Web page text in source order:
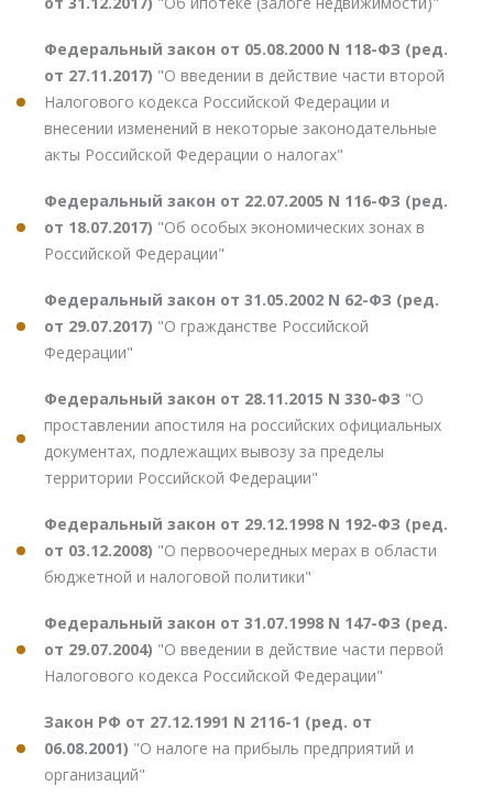
Федеральный закон от 05.08.2000 N 118-ФЗ (ред.
от 27.11.2017) "О введении в действие части второй
Налогового кодекса Российской Федерации и
внесении изменений в некоторые законодательные
акты Российской Федерации о налогах"
Федеральный закон от 22.07.2005 N 116-ФЗ (ред.
от 18.07.2017) "Об особых экономических зонах в
Российской Федерации"
Федеральный закон от 31.05.2002 N 62-ФЗ (ред.
от 29.07.2017) "О гражданстве Российской
Федерации"
Федеральный закон от 28.11.2015 N 330-ФЗ "О
проставлении апостиля на российских официальных
документах, подлежащих вывозу за пределы
территории Российской Федерации"
Федеральный закон от 29.12.1998 N 192-ФЗ (ред.
от 03.12.2008) "О первоочередных мерах в области
бюджетной и налоговой политики"
Федеральный закон от 31.07.1998 N 147-ФЗ (ред.
от 29.07.2004) "О введении в действие части первой
Налогового кодекса Российской Федерации"
Закон РФ от 27.12.1991 N 2116-1 (ред. от
06.08.2001) "О налоге на прибыль предприятий и
организаций"